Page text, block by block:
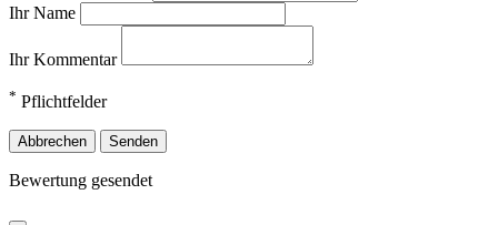
Ihr Name
Ihr Kommentar
* Pflichtfelder
Abbrechen Senden
Bewertung gesendet